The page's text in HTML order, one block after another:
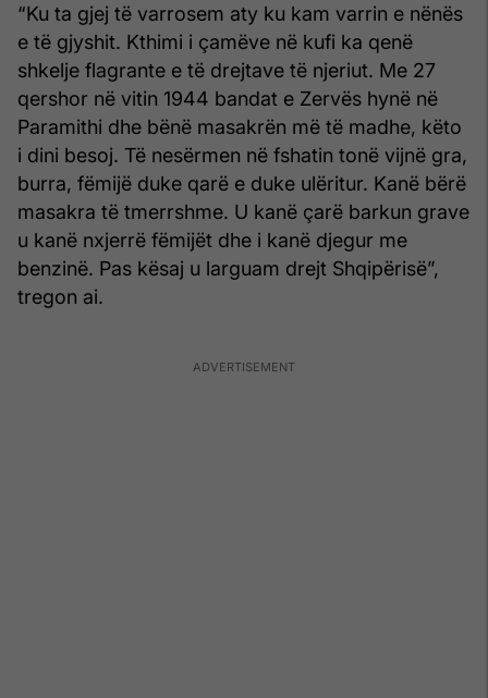
“Ku ta gjej të varrosem aty ku kam varrin e nënës
e të gjyshit. Kthimi i çamëve në kufi ka qenë
shkelje flagrante e të drejtave të njeriut. Me 27
qershor në vitin 1944 bandat e Zervës hynë në
Paramithi dhe bënë masakrën më të madhe, këto
i dini besoj. Të nesërmen në fshatin tonë vijnë gra,
burra, fëmijë duke qarë e duke ulëritur. Kanë bërë
masakra të tmerrshme. U kanë çarë barkun grave
u kanë nxjerrë fëmijët dhe i kanë djegur me
benzinë. Pas kësaj u larguam drejt Shqipërisë”,
tregon ai.